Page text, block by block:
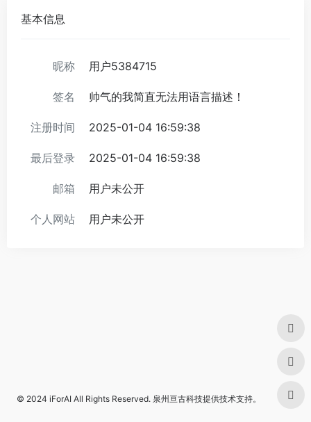
基本信息
昵称 用户5384715
签名 帅气的我简直无法用语言描述！
注册时间 2025-01-04 16:59:38
最后登录 2025-01-04 16:59:38
邮箱 用户未公开
个人网站 用户未公开
© 2024 iForAI All Rights Reserved. 泉州亘古科技提供技术支持。